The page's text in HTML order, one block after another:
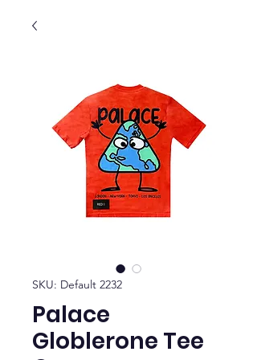
SKU: Default 2232
Palace
Globlerone Tee